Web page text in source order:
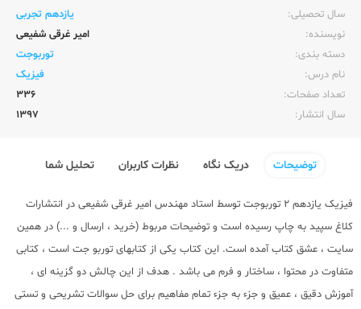
سال تحصیلی:‌
یازدهم تجربی
نویسنده:‌
امیر غرقی شفیعی
دسته بندی:
توربوجت
نام درس:
فیزیک
تعداد صفحات:‌
336
سال انتشار:‌
1397
توضیحات دریک نگاه نظرات کاربران تحلیل شما
فیزیک یازدهم 2 توربوجت توسط استاد مهندس امیر غرقی شفیعی در انتشارات
کلاغ سپید به چاپ رسیده است و توضیحات مربوط (خرید ، ارسال و ...) در همین
سایت ، عشق کتاب آمده است. این کتاب یکی از کتابهای توربو جت است ، کتابی
متفاوت در محتوا ، ساختار و فرم می باشد . هدف از این چالش دو گزینه ای ،
آموزش دقیق ، عمیق و جزء به جزء تمام مفاهیم برای حل سوالات تشریحی و تستی